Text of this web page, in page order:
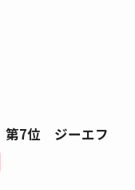
第7位 ジーエフ